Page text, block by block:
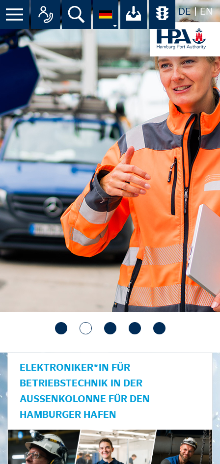
DE EN
Suche Ihr Download-
ELEKTRONIKER*IN FÜR
BETRIEBSTECHNIK IN DER
AUSSENKOLONNE FÜR DEN H
AMBURGER HAFEN